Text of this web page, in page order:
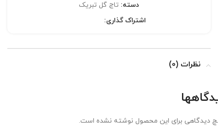
دسته: تاج گل تبریک
اشتراک گذاری:
نظرات (0)
دیدگاهی برای این محصول نوشته نشده است.